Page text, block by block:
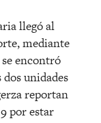
llegó al
mediante
encontró
unidades
reportan
por estar